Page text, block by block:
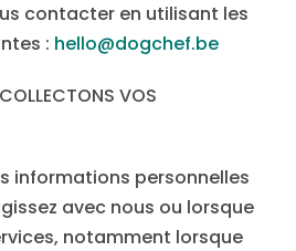
contacter en utilisant les
: hello@dogchef.be
VOS
informations personnelles
avec nous ou lorsque
notamment lorsque